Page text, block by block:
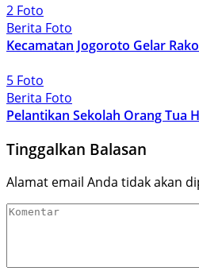
2 Foto
Berita Foto
Kecamatan Jogoroto Gelar
5 Foto
Berita Foto
Pelantikan Sekolah Orang Tua
Tinggalkan Balasan
Alamat email Anda tidak akan